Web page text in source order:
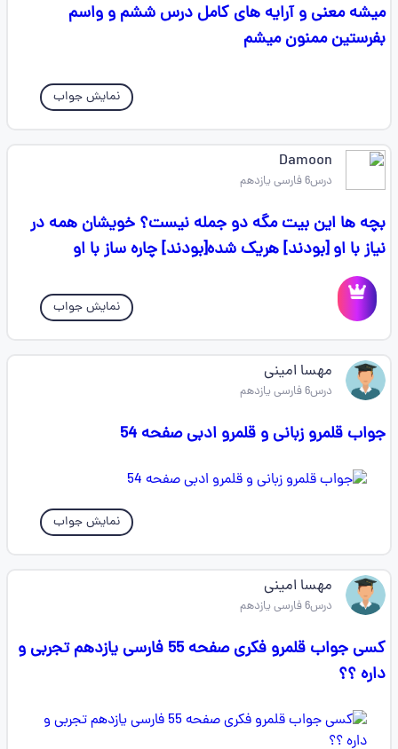
میشه معنی و آرایه های کامل درس ششم و واسم
بفرستین ممنون میشم
نمایش جواب
Damoon
درس6 فارسی یازدهم
بچه ها این بیت مگه دو جمله نیست؟ خویشان همه در
نیاز با او [بودند] هریک شده[بودند] چاره ساز با او
نمایش جواب
مهسا امینی
درس6 فارسی یازدهم
جواب قلمرو زبانی و قلمرو ادبی صفحه 54
نمایش جواب
مهسا امینی
درس6 فارسی یازدهم
کسی جواب قلمرو فکری صفحه 55 فارسی یازدهم تجربی و
داره ؟؟